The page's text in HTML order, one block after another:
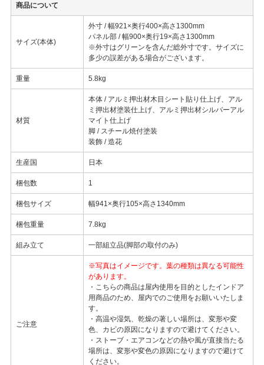
商品について
サイズ(本体)
外寸 / 幅921×奥行400×高さ1300mm
パネル部 / 幅900×奥行19×高さ1300mm
※外寸はグリーンを含んだ総外寸です。サイズに
多少の誤差がある場合がございます。
重量 5.8kg
材質
本体 / アルミ押出材木目シート貼り仕上げ、アル
ミ押出材塗装仕上げ、アルミ押出材シルバーアル
マイト仕上げ
脚 / スチール焼付塗装
装飾 / 造花
生産国 日本
梱包数 1
梱包サイズ 幅941×奥行105×高さ1340mm
梱包重量 7.8kg
組み立て 一部組立品(脚部の取付のみ)
ご注意
※写真はイメージです。葉の種類は異なる可能性
があります。
・こちらの商品は屋内使用を目的としたインドア
用商品のため、屋内でのご使用をお願いいたしま
す。
・高温や湿気、乾燥の著しい場所は、変形や変
色、カビの原因になりますので避けてください。
・ストーブ・エアコンなどの熱や風が直接当たる
場所は、変形や変色の原因になりますので避けて
ください。